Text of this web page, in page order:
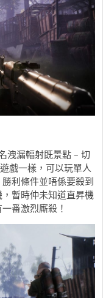
洩漏輻射既景點 – 切
戲一樣，可以玩單人
利條件並唔係要殺到
暫時仲未知道直昇機
番激烈廝殺！